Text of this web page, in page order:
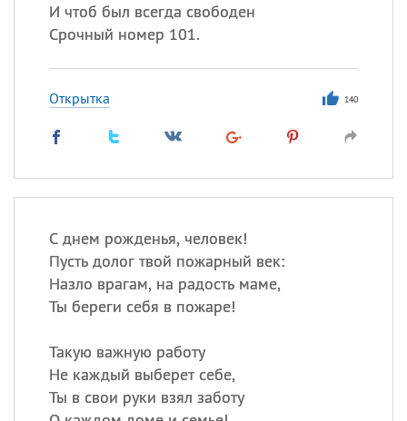
И чтоб был всегда свободен
Срочный номер 101.
Открытка 140
С днем рожденья, человек!
Пусть долог твой пожарный век:
Назло врагам, на радость маме,
Ты береги себя в пожаре!
Такую важную работу
Не каждый выберет себе,
Ты в свои руки взял заботу